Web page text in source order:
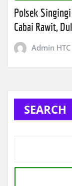
Polsek
Cabai Rawit,
Admin HTC
SEARCH